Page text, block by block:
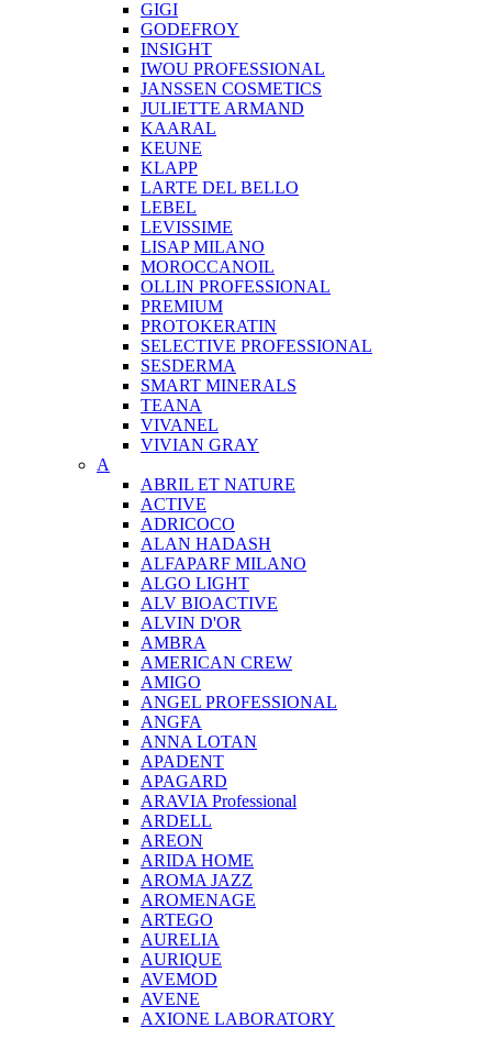
GIGI
GODEFROY
INSIGHT
IWOU PROFESSIONAL
JANSSEN COSMETICS
JULIETTE ARMAND
KAARAL
KEUNE
KLAPP
LARTE DEL BELLO
LEBEL
LEVISSIME
LISAP MILANO
MOROCCANOIL
OLLIN PROFESSIONAL
PREMIUM
PROTOKERATIN
SELECTIVE PROFESSIONAL
SESDERMA
SMART MINERALS
TEANA
VIVANEL
VIVIAN GRAY
A
ABRIL ET NATURE
ACTIVE
ADRICOCO
ALAN HADASH
ALFAPARF MILANO
ALGO LIGHT
ALV BIOACTIVE
ALVIN D'OR
AMBRA
AMERICAN CREW
AMIGO
ANGEL PROFESSIONAL
ANGFA
ANNA LOTAN
APADENT
APAGARD
ARAVIA Professional
ARDELL
AREON
ARIDA HOME
AROMA JAZZ
AROMENAGE
ARTEGO
AURELIA
AURIQUE
AVEMOD
AVENE
AXIONE LABORATORY